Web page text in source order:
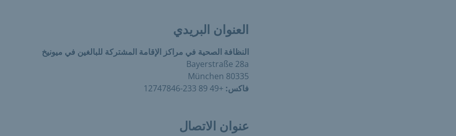
العنوان البريدي
النظافة الصحية في مراكز الإقامة المشتركة للبالغين في ميونيخ
Bayerstraße 28a
80335 München
فاكس: +49 89 233-12747846
عنوان الاتصال